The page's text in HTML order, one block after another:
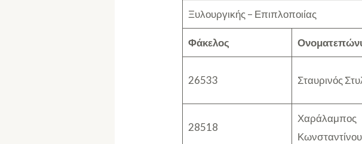
Ξυλουργικής – Επιπλοποιίας
Φάκελος
26533 Σταυρινός
28518
Χαράλαμπος
Κωνσταντίνου